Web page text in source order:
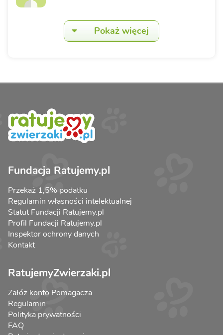
Pokaż więcej
Fundacja Ratujemy.pl
Przekaż 1,5% podatku
Regulamin własności intelektualnej
Statut Fundacji Ratujemy.pl
Profil Fundacji Ratujemy.pl
Inspektor ochrony danych
Kontakt
RatujemyZwierzaki.pl
Załóż konto Pomagacza
Regulamin
Polityka prywatności
FAQ